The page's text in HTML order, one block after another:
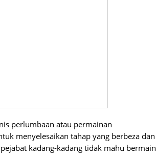
perlumbaan atau permainan
menyelesaikan tahap yang berbeza dan
kadang-kadang tidak mahu bermain